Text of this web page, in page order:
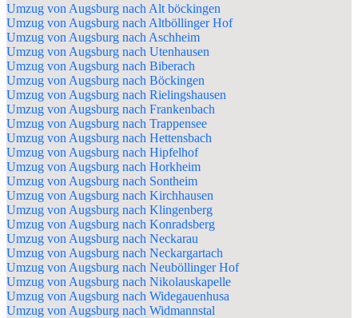
Umzug von Augsburg nach Alt böckingen
Umzug von Augsburg nach Altböllinger Hof
Umzug von Augsburg nach Aschheim
Umzug von Augsburg nach Utenhausen
Umzug von Augsburg nach Biberach
Umzug von Augsburg nach Böckingen
Umzug von Augsburg nach Rielingshausen
Umzug von Augsburg nach Frankenbach
Umzug von Augsburg nach Trappensee
Umzug von Augsburg nach Hettensbach
Umzug von Augsburg nach Hipfelhof
Umzug von Augsburg nach Horkheim
Umzug von Augsburg nach Sontheim
Umzug von Augsburg nach Kirchhausen
Umzug von Augsburg nach Klingenberg
Umzug von Augsburg nach Konradsberg
Umzug von Augsburg nach Neckarau
Umzug von Augsburg nach Neckargartach
Umzug von Augsburg nach Neuböllinger Hof
Umzug von Augsburg nach Nikolauskapelle
Umzug von Augsburg nach Widegauenhusa
Umzug von Augsburg nach Widmannstal